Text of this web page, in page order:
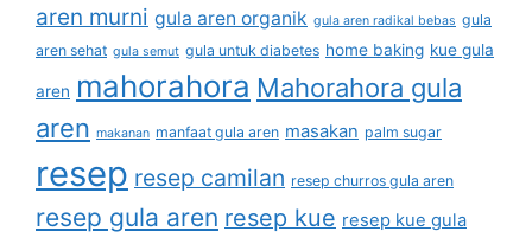
aren murni gula aren organik gula aren radikal bebas gula
aren sehat gula semut gula untuk diabetes home baking kue gula
aren mahorahora Mahorahora gula
aren makanan manfaat gula aren masakan palm sugar
resep resep camilan resep churros gula aren
resep gula aren resep kue resep kue gula